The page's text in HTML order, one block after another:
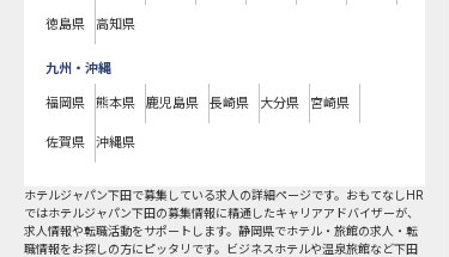
徳島県 高知県
九州・沖縄
福岡県 熊本県 鹿児島県 長崎県 大分県 宮崎県
佐賀県 沖縄県
ホテルジャパン下田で募集している求人の詳細ページです。おもてなしHR
ではホテルジャパン下田の募集情報に精通したキャリアアドバイザーが、
求人情報や転職活動をサポートします。静岡県でホテル・旅館の求人・転
職情報をお探しの方にピッタリです。ビジネスホテルや温泉旅館など下田